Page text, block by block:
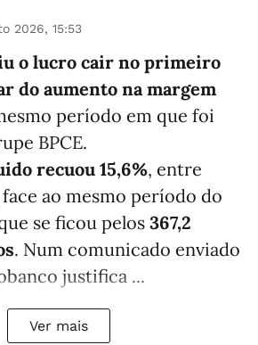
2026, 15:53
o lucro cair no primeiro
do aumento na margem
período em que foi
BPCE.
recuou 15,6%, entre
ao mesmo período do
se ficou pelos 367,2
. Num comunicado enviado
justifica ...
Ver mais